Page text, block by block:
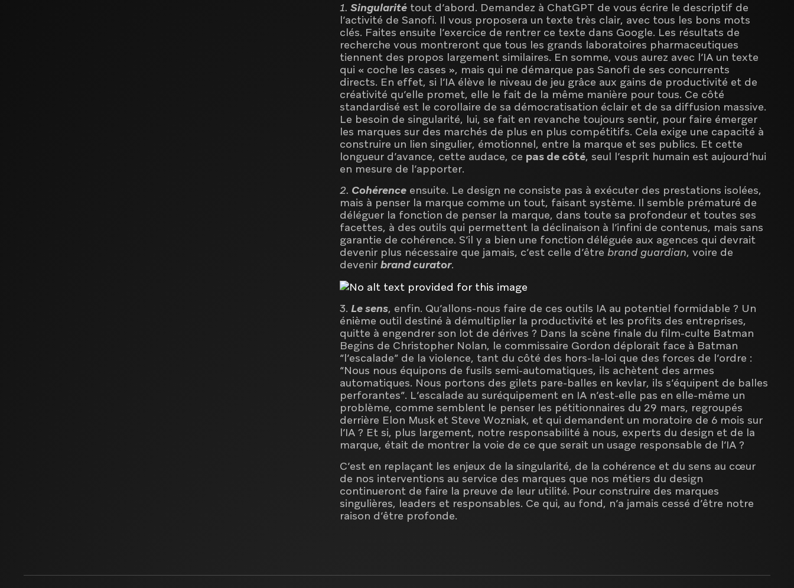
1. Singularité tout d’abord. Demandez à ChatGPT de vous écrire le descriptif de
l’activité de Sanofi. Il vous proposera un texte très clair, avec tous les bons mots
clés. Faites ensuite l’exercice de rentrer ce texte dans Google. Les résultats de
recherche vous montreront que tous les grands laboratoires pharmaceutiques
tiennent des propos largement similaires. En somme, vous aurez avec l’IA un texte
qui « coche les cases », mais qui ne démarque pas Sanofi de ses concurrents
directs. En effet, si l’IA élève le niveau de jeu grâce aux gains de productivité et de
créativité qu’elle promet, elle le fait de la même manière pour tous. Ce côté
standardisé est le corollaire de sa démocratisation éclair et de sa diffusion massive.
Le besoin de singularité, lui, se fait en revanche toujours sentir, pour faire émerger
les marques sur des marchés de plus en plus compétitifs. Cela exige une capacité à
construire un lien singulier, émotionnel, entre la marque et ses publics. Et cette
longueur d’avance, cette audace, ce pas de côté, seul l’esprit humain est aujourd’hui
en mesure de l’apporter.
2. Cohérence ensuite. Le design ne consiste pas à exécuter des prestations isolées,
mais à penser la marque comme un tout, faisant système. Il semble prématuré de
déléguer la fonction de penser la marque, dans toute sa profondeur et toutes ses
facettes, à des outils qui permettent la déclinaison à l’infini de contenus, mais sans
garantie de cohérence. S’il y a bien une fonction déléguée aux agences qui devrait
devenir plus nécessaire que jamais, c’est celle d’être brand guardian, voire de
devenir brand curator.
3. Le sens, enfin. Qu’allons-nous faire de ces outils IA au potentiel formidable ? Un
énième outil destiné à démultiplier la productivité et les profits des entreprises,
quitte à engendrer son lot de dérives ? Dans la scène finale du film-culte Batman
Begins de Christopher Nolan, le commissaire Gordon déplorait face à Batman
“l’escalade” de la violence, tant du côté des hors-la-loi que des forces de l’ordre :
“Nous nous équipons de fusils semi-automatiques, ils achètent des armes
automatiques. Nous portons des gilets pare-balles en kevlar, ils s’équipent de balles
perforantes”. L’escalade au suréquipement en IA n’est-elle pas en elle-même un
problème, comme semblent le penser les pétitionnaires du 29 mars, regroupés
derrière Elon Musk et Steve Wozniak, et qui demandent un moratoire de 6 mois sur
l’IA ? Et si, plus largement, notre responsabilité à nous, experts du design et de la
marque, était de montrer la voie de ce que serait un usage responsable de l’IA ?
C’est en replaçant les enjeux de la singularité, de la cohérence et du sens au cœur
de nos interventions au service des marques que nos métiers du design
continueront de faire la preuve de leur utilité. Pour construire des marques
singulières, leaders et responsables. Ce qui, au fond, n’a jamais cessé d’être notre
raison d’être profonde.